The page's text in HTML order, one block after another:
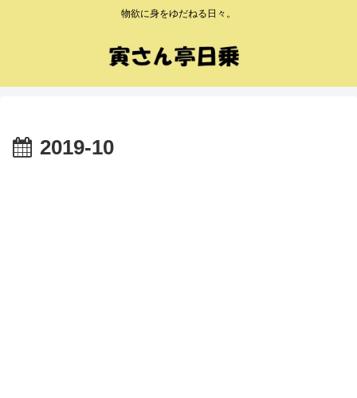
物欲に身をゆだねる日々。
2019-10